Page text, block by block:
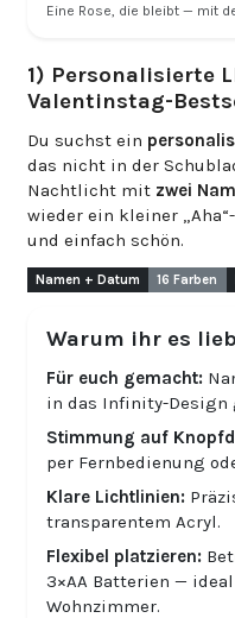
Eine Rose, die bleibt — mit
1) Personalisierte
Valentinstag-
Du suchst ein
das nicht in der
Nachtlicht mit zwei
wieder ein kleiner
und einfach schön.
Namen + Datum 16 Farben
Warum ihr es
Für euch gemacht:
in das Infinity-Design
Stimmung auf
per Fernbedienung
Klare Lichtlinien:
transparentem Acryl.
Flexibel platzieren:
3×AA Batterien —
Wohnzimmer.